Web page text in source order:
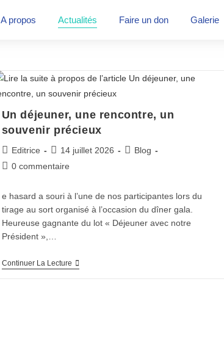
A propos Actualités Faire un don Galerie
Un déjeuner, une rencontre, un
souvenir précieux
Editrice 14 juillet 2026
Blog
0 commentaire
e hasard a souri à l’une de nos participantes lors du
tirage au sort organisé à l’occasion du dîner gala.
Heureuse gagnante du lot « Déjeuner avec notre
Président »,…
Continuer La Lecture